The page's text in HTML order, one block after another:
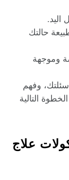
حالتك
وموجهة
وفهم
التالية
علاج